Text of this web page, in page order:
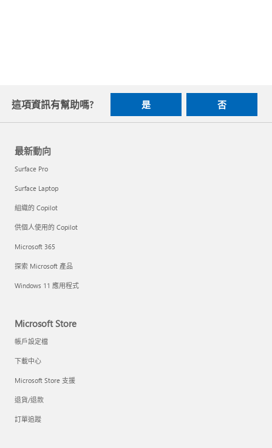
這項資訊有幫助嗎? 是 否
最新動向
Surface Pro
Surface Laptop
組織的 Copilot
供個人使用的 Copilot
Microsoft 365
探索 Microsoft 產品
Windows 11 應用程式
Microsoft Store
帳戶設定檔
下載中心
Microsoft Store 支援
退貨/退款
訂單追蹤